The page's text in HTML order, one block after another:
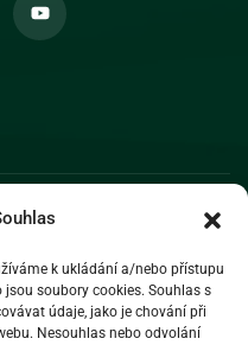
k ukládání a/nebo přístupu
soubory cookies. Souhlas s
údaje, jako je chování při
Nesouhlas nebo odvolání